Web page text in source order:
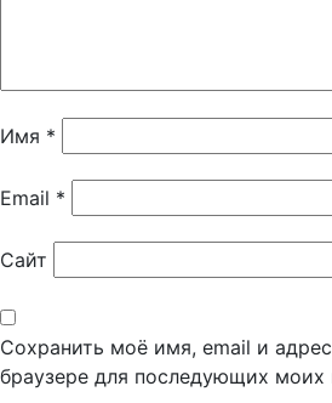
Имя *
Email *
Сайт
Сохранить моё имя, email и
браузере для последующих моих